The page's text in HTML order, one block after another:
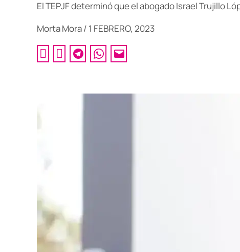
El TEPJF determinó que el abogado Israel Trujillo
Morta Mora/ 1 FEBRERO, 2023